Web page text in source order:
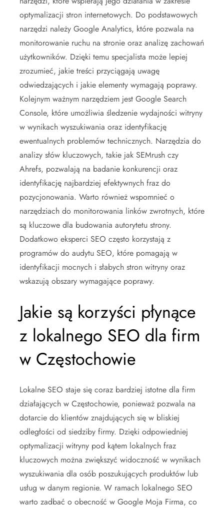
optymalizacji stron internetowych. Do podstawowych
narzędzi należy Google Analytics, które pozwala na
monitorowanie ruchu na stronie oraz analizę zachowań
użytkowników. Dzięki temu specjalista może lepiej
zrozumieć, jakie treści przyciągają uwagę
odwiedzających i jakie elementy wymagają poprawy.
Kolejnym ważnym narzędziem jest Google Search
Console, które umożliwia śledzenie wydajności witryny
w wynikach wyszukiwania oraz identyfikację
ewentualnych problemów technicznych. Narzędzia do
analizy słów kluczowych, takie jak SEMrush czy
Ahrefs, pozwalają na badanie konkurencji oraz
identyfikację najbardziej efektywnych fraz do
pozycjonowania. Warto również wspomnieć o
narzędziach do monitorowania linków zwrotnych, które
są kluczowe dla budowania autorytetu strony.
Dodatkowo eksperci SEO często korzystają z
programów do audytu SEO, które pomagają w
identyfikacji mocnych i słabych stron witryny oraz
wskazują obszary wymagające poprawy.
Jakie są korzyści płynące
z lokalnego SEO dla firm
w Częstochowie
Lokalne SEO staje się coraz bardziej istotne dla firm
działających w Częstochowie, ponieważ pozwala na
dotarcie do klientów znajdujących się w bliskiej
odległości od siedziby firmy. Dzięki odpowiedniej
optymalizacji witryny pod kątem lokalnych fraz
kluczowych można zwiększyć widoczność w wynikach
wyszukiwania dla osób poszukujących produktów lub
usług w danym regionie. W ramach lokalnego SEO
warto zadbać o obecność w Google Moja Firma, co